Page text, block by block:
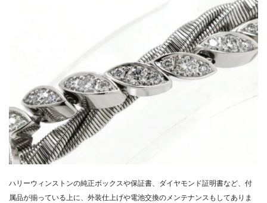
ハリーウィンストンの純正ボックスや保証書、 ダイヤモンド証明書など、付
属品が揃っている上に、 外装仕上げや電池交換のメンテナンスもしてありま